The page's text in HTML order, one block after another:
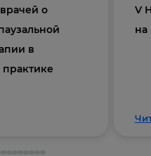
о
в
V
на